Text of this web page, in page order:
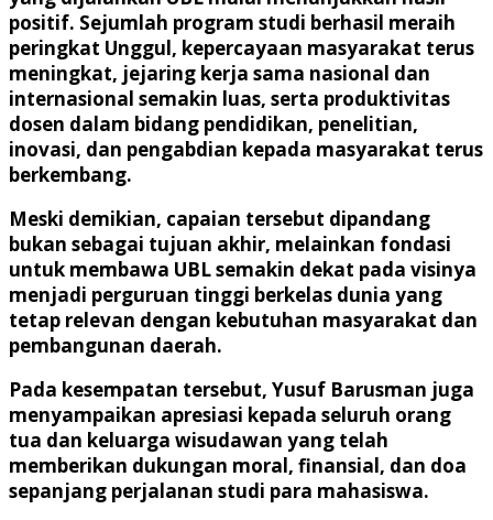
positif. Sejumlah program studi berhasil meraih
peringkat Unggul, kepercayaan masyarakat terus
meningkat, jejaring kerja sama nasional dan
internasional semakin luas, serta produktivitas
dosen dalam bidang pendidikan, penelitian,
inovasi, dan pengabdian kepada masyarakat terus
berkembang.
Meski demikian, capaian tersebut dipandang
bukan sebagai tujuan akhir, melainkan fondasi
untuk membawa UBL semakin dekat pada visinya
menjadi perguruan tinggi berkelas dunia yang
tetap relevan dengan kebutuhan masyarakat dan
pembangunan daerah.
Pada kesempatan tersebut, Yusuf Barusman juga
menyampaikan apresiasi kepada seluruh orang
tua dan keluarga wisudawan yang telah
memberikan dukungan moral, finansial, dan doa
sepanjang perjalanan studi para mahasiswa.